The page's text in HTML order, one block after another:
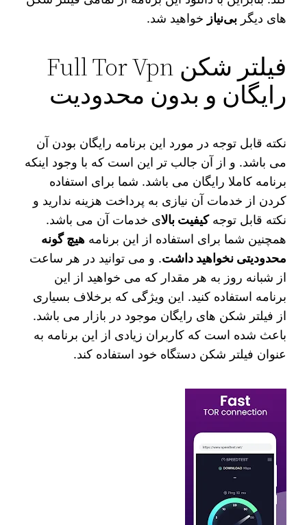
های دیگربی‌نیاز خواهید شد.
فیلتر شکن Full Tor Vpn
رایگان و بدون محدودیت
نکته قابل توجه در مورد این برنامه رایگان بودن آن
می باشد. و از آن جالب تر این است که با وجود اینکه
برنامه کاملا رایگان می باشد. شما برای استفاده
کردن از خدمات آن نیازی به پرداخت هزینه ندارید و
نکته قابل توجهکیفیت بالای خدمات آن می باشد.
همچنین شما برای استفاده از این برنامههیچ گونه
محدودیتی نخواهید داشت. و می توانید در هر ساعت
از شبانه روز به هر مقدار که می خواهید از این
برنامه استفاده کنید. این ویژگی که برخلاف بسیاری
از فیلتر شکن های رایگان موجود در بازار می باشد.
باعث شده است که کاربران زیادی از این برنامه به
عنوان فیلتر شکن دستگاه خود استفاده کند.